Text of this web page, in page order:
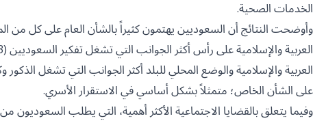
الخدمات الصحية.
وأوضحت النتائج أن السعوديين يهتمون كثيراً بالشأن العام على كل من
العربية والإسلامية والوضع المحلي للبلد أكثر الجوانب التي تشغل
على الشأن الخاص؛ متمثلاً بشكل أساسي في الاستقرار الأسري.
وفيما يتعلق بالقضايا الاجتماعية الأكثر أهمية، التي يطلب